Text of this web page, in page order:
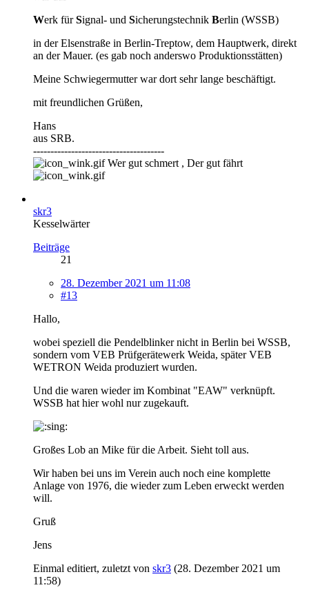
Werk fürSignal- und Sicherungstechnik Berlin (WSSB)
in der Elsenstraße in Berlin-Treptow, dem Hauptwerk, direkt
an der Mauer. (es gab noch anderswo Produktionsstätten)
Meine Schwiegermutter war dort sehr lange beschäftigt.
mit freundlichen Grüßen,
Hans
aus SRB.
--------------------------------------
Wer gut schmert , Der gut fährt
skr3
Kesselwärter
Beiträge
21
28. Dezember 2021 um 11:08
#13
Hallo,
wobei speziell die Pendelblinker nicht in Berlin bei WSSB,
sondern vom VEB Prüfgerätewerk Weida, später VEB
WETRON Weida produziert wurden.
Und die waren wieder im Kombinat "EAW" verknüpft.
WSSB hat hier wohl nur zugekauft.
Großes Lob an Mike für die Arbeit. Sieht toll aus.
Wir haben bei uns im Verein auch noch eine komplette
Anlage von 1976, die wieder zum Leben erweckt werden
will.
Gruß
Jens
Einmal editiert, zuletzt von skr3 (28. Dezember 2021 um
11:58)